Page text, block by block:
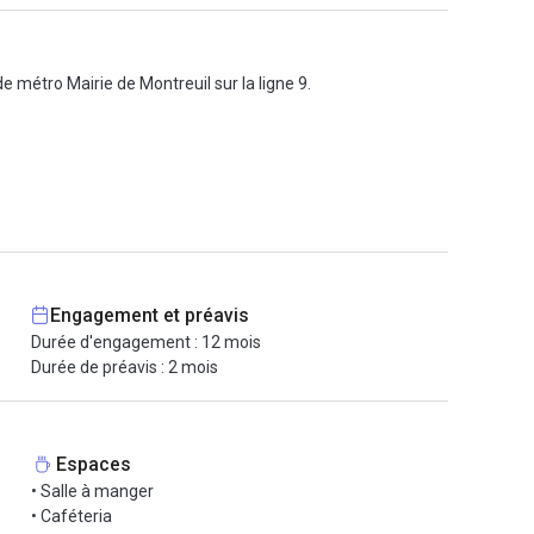
métro Mairie de Montreuil sur la ligne 9.
votre installation.
de votre société.
à la location avec bail flexible à partir de 495 € HT !
Engagement et préavis
Durée d'engagement : 12 mois
Durée de préavis : 2 mois
Espaces
• Salle à manger
• Caféteria